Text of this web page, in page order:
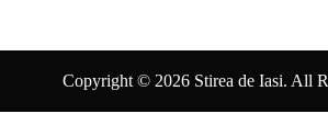
Copyright © 2026 Stirea de Iasi. All